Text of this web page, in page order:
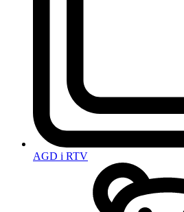
AGD i RTV